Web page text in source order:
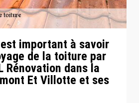
important à savoir
de la toiture par
Rénovation dans la
Et Villotte et ses